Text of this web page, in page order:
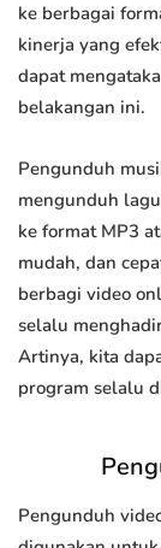
ke berbagai
kinerja yang
dapat
belakangan ini.
Pengunduh
mengunduh
ke format MP3
mudah, dan
berbagi video
selalu
Artinya, kita
program selalu
Pengunduh